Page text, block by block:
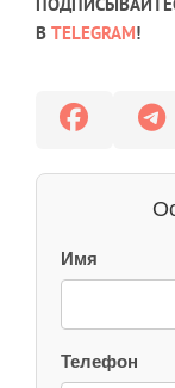
В TELEGRAM!
Имя
Телефон